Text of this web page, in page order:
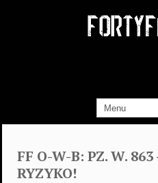
FF O-W-B: PZ. W.
RYZYKO!